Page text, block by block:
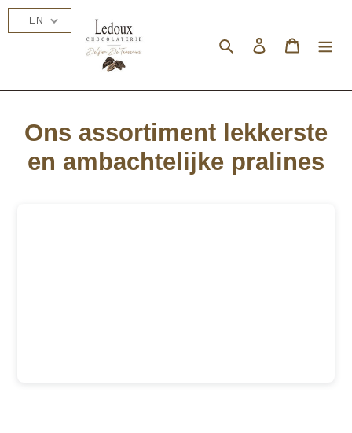
Skip
Search Log in Cart
Ons assortiment lekkerste
en ambachtelijke pralines
EN